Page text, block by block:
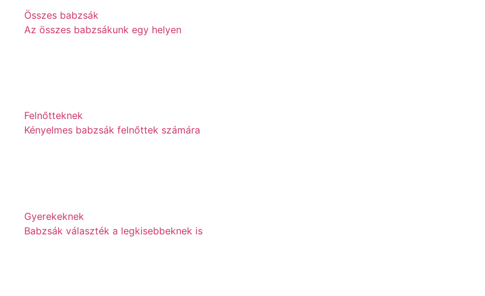
Összes babzsák
Az összes babzsákunk egy helyen
Felnőtteknek
Kényelmes babzsák felnőttek számára
Gyerekeknek
Babzsák választék a legkisebbeknek is